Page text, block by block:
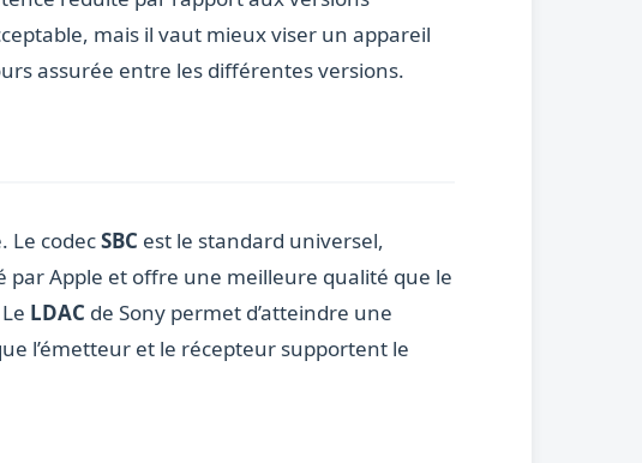
mais il vaut mieux viser un appareil
assurée entre les différentes versions.
Le codecSBC est le standard universel,
par Apple et offre une meilleure qualité que le
LDAC de Sony permet d’atteindre une
l’émetteur et le récepteur supportent le